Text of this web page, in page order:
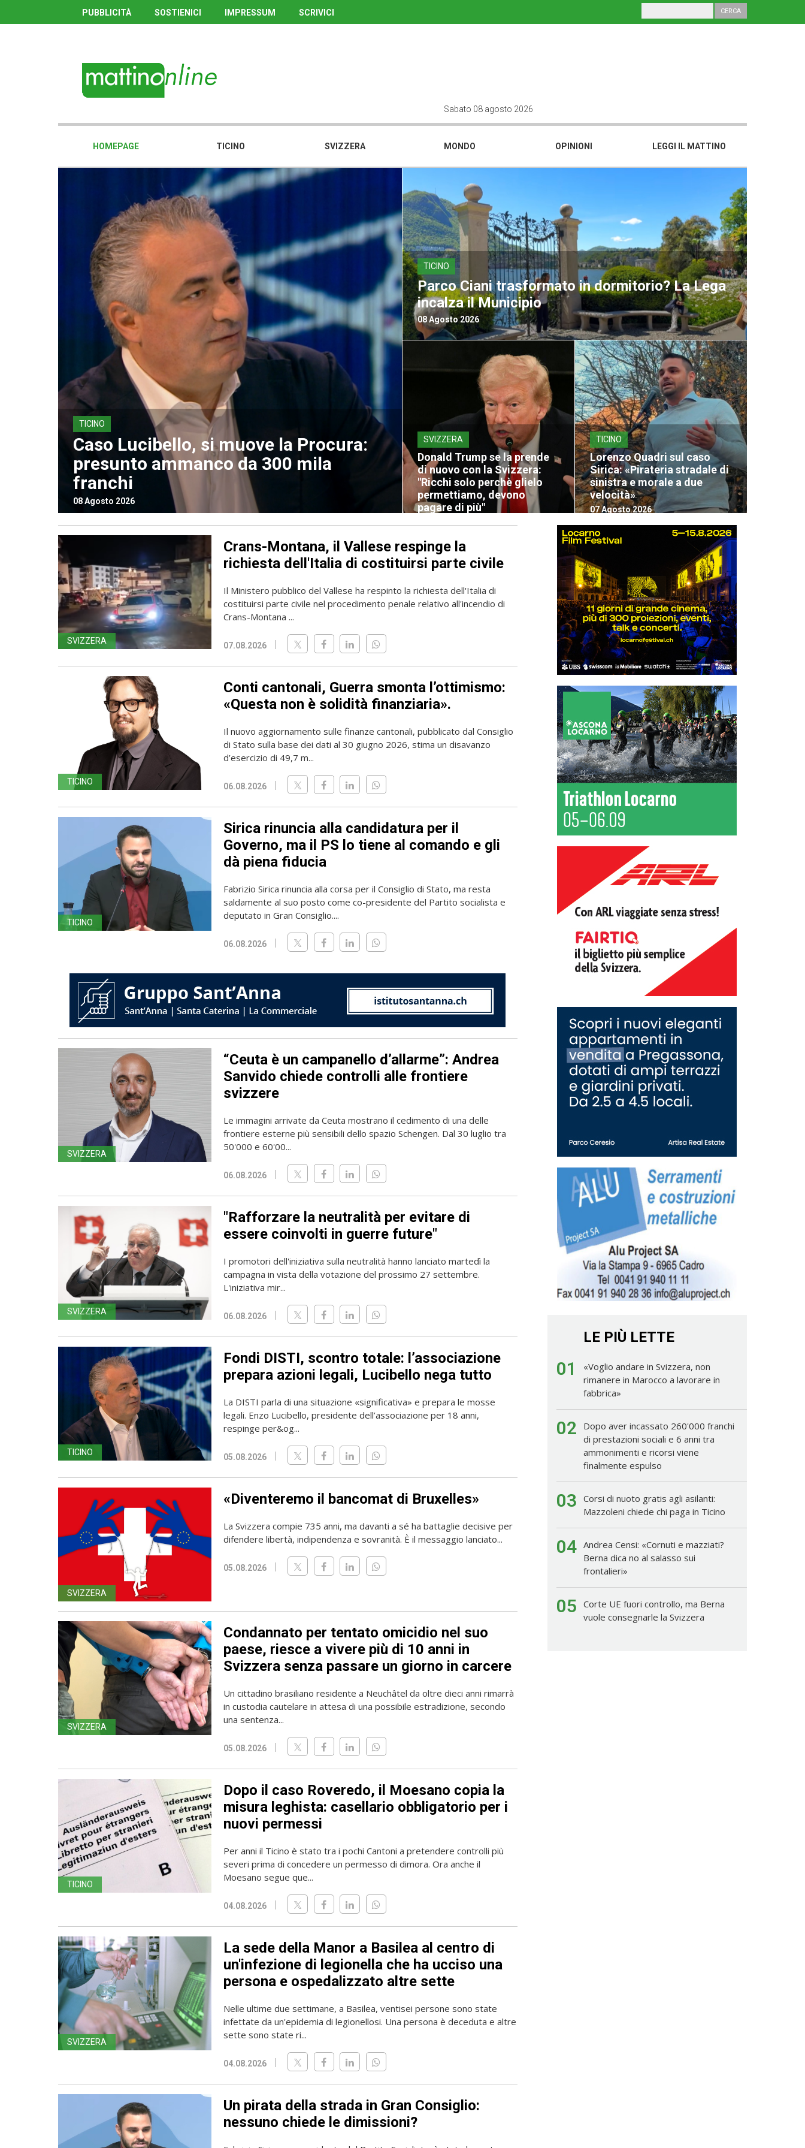
PUBBLICITÀ SOSTIENICI IMPRESSUM SCRIVICI
Sabato 08 agosto 2026
HOMEPAGE TICINO SVIZZERA MONDO OPINIONI LEGGI IL MATTINO
TICINO
Caso Lucibello, si muove la Procura:
presunto ammanco da 300 mila
franchi
08 Agosto 2026
TICINO
Parco Ciani trasformato in dormitorio? La Lega
incalza il Municipio
08 Agosto 2026
SVIZZERA
Donald Trump se la prende
di nuovo con la Svizzera:
"Ricchi solo perchè glielo
permettiamo, devono
pagare di più"
TICINO
Lorenzo Quadri sul caso
Sirica: «Pirateria stradale di
sinistra e morale a due
velocità»
07 Agosto 2026
SVIZZERA
Crans-Montana, il Vallese respinge la
richiesta dell'Italia di costituirsi parte civile
Il Ministero pubblico del Vallese ha respinto la richiesta dell'Italia di
costituirsi parte civile nel procedimento penale relativo all'incendio di
Crans-Montana ...
07.08.2026
TICINO
Conti cantonali, Guerra smonta l’ottimismo:
«Questa non è solidità finanziaria».
Il nuovo aggiornamento sulle finanze cantonali, pubblicato dal Consiglio
di Stato sulla base dei dati al 30 giugno 2026, stima un disavanzo
d’esercizio di 49,7 m...
06.08.2026
TICINO
Sirica rinuncia alla candidatura per il
Governo, ma il PS lo tiene al comando e gli
dà piena fiducia
Fabrizio Sirica rinuncia alla corsa per il Consiglio di Stato, ma resta
saldamente al suo posto come co-presidente del Partito socialista e
deputato in Gran Consiglio....
06.08.2026
SVIZZERA
“Ceuta è un campanello d’allarme”: Andrea
Sanvido chiede controlli alle frontiere
svizzere
Le immagini arrivate da Ceuta mostrano il cedimento di una delle
frontiere esterne più sensibili dello spazio Schengen. Dal 30 luglio tra
50'000 e 60'00...
06.08.2026
SVIZZERA
"Rafforzare la neutralità per evitare di
essere coinvolti in guerre future"
I promotori dell'iniziativa sulla neutralità hanno lanciato martedì la
campagna in vista della votazione del prossimo 27 settembre.
L'iniziativa mir...
06.08.2026
TICINO
Fondi DISTI, scontro totale: l’associazione
prepara azioni legali, Lucibello nega tutto
La DISTI parla di una situazione «significativa» e prepara le mosse
legali. Enzo Lucibello, presidente dell’associazione per 18 anni,
respinge per&og...
05.08.2026
SVIZZERA
«Diventeremo il bancomat di Bruxelles»
La Svizzera compie 735 anni, ma davanti a sé ha battaglie decisive per
difendere libertà, indipendenza e sovranità. È il messaggio lanciato...
05.08.2026
SVIZZERA
Condannato per tentato omicidio nel suo
paese, riesce a vivere più di 10 anni in
Svizzera senza passare un giorno in carcere
Un cittadino brasiliano residente a Neuchâtel da oltre dieci anni rimarrà
in custodia cautelare in attesa di una possibile estradizione, secondo
una sentenza...
05.08.2026
TICINO
Dopo il caso Roveredo, il Moesano copia la
misura leghista: casellario obbligatorio per i
nuovi permessi
Per anni il Ticino è stato tra i pochi Cantoni a pretendere controlli più
severi prima di concedere un permesso di dimora. Ora anche il
Moesano segue que...
04.08.2026
SVIZZERA
La sede della Manor a Basilea al centro di
un'infezione di legionella che ha ucciso una
persona e ospedalizzato altre sette
Nelle ultime due settimane, a Basilea, ventisei persone sono state
infettate da un'epidemia di legionellosi. Una persona è deceduta e altre
sette sono state ri...
04.08.2026
Un pirata della strada in Gran Consiglio:
nessuno chiede le dimissioni?
LE PIÙ LETTE
01
«Voglio andare in Svizzera, non
rimanere in Marocco a lavorare in
fabbrica»
02
Dopo aver incassato 260'000 franchi
di prestazioni sociali e 6 anni tra
ammonimenti e ricorsi viene
finalmente espulso
03 Corsi di nuoto gratis agli asilanti:
Mazzoleni chiede chi paga in Ticino
04 Andrea Censi: «Cornuti e mazziati?
Berna dica no al salasso sui
frontalieri»
05 Corte UE fuori controllo, ma Berna
vuole consegnarle la Svizzera